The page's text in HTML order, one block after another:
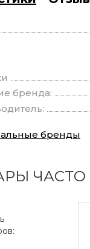
бренда:
бренды